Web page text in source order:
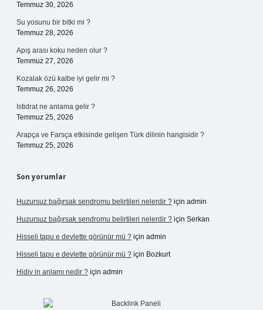
Temmuz 30, 2026
Su yosunu bir bitki mi ?
Temmuz 28, 2026
Apış arası koku neden olur ?
Temmuz 27, 2026
Kozalak özü kalbe iyi gelir mi ?
Temmuz 26, 2026
Istidrat ne anlama gelir ?
Temmuz 25, 2026
Arapça ve Farsça etkisinde gelişen Türk dilinin hangisidir ?
Temmuz 25, 2026
Son yorumlar
Huzursuz bağırsak sendromu belirtileri nelerdir ? için admin
Huzursuz bağırsak sendromu belirtileri nelerdir ? için Serkan
Hisseli tapu e devlette görünür mü ? için admin
Hisseli tapu e devlette görünür mü ? için Bozkurt
Hidiv in anlamı nedir ? için admin